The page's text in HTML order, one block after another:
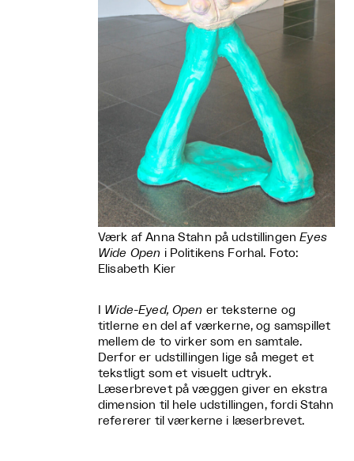
Værk af Anna Stahn på udstillingenEyes
Wide Open i Politikens Forhal. Foto:
Elisabeth Kier
Wide-Eyed, Open er teksterne og
titlerne en del af værkerne, og samspillet
mellem de to virker som en samtale.
Derfor er udstillingen lige så meget et
tekstligt som et visuelt udtryk.
Læserbrevet på væggen giver en ekstra
dimension til hele udstillingen, fordi Stahn
refererer til værkerne i læserbrevet.